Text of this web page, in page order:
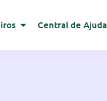
Central de Ajuda